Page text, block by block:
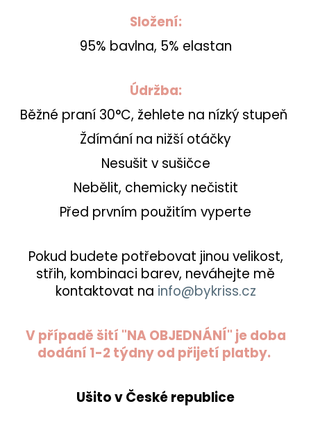
Složení:
95% bavlna, 5% elastan
Údržba:
Běžné praní 30°C, žehlete na nízký stupeň
Ždímání na nižší otáčky
Nesušit v sušičce
Nebělit, chemicky nečistit
Před prvním použitím vyperte
Pokud budete potřebovat jinou velikost,
střih, kombinaci barev, neváhejte mě
kontaktovat na info@bykriss.cz
V případě šití "NA OBJEDNÁNÍ" je doba
dodání 1-2 týdny od přijetí platby.
Ušito v České republice